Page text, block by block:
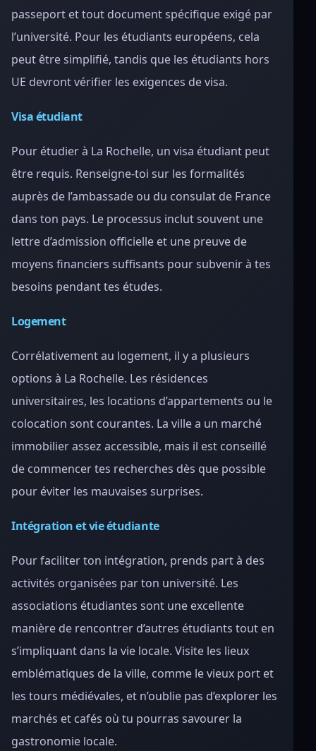
passeport et tout document spécifique exigé par
l’université. Pour les étudiants européens, cela
peut être simplifié, tandis que les étudiants hors
UE devront vérifier les exigences de visa.
Visa étudiant
Pour étudier à La Rochelle, un visa étudiant peut
être requis. Renseigne-toi sur les formalités
auprès de l’ambassade ou du consulat de France
dans ton pays. Le processus inclut souvent une
lettre d’admission officielle et une preuve de
moyens financiers suffisants pour subvenir à tes
besoins pendant tes études.
Logement
Corrélativement au logement, il y a plusieurs
options à La Rochelle. Les résidences
universitaires, les locations d’appartements ou le
colocation sont courantes. La ville a un marché
immobilier assez accessible, mais il est conseillé
de commencer tes recherches dès que possible
pour éviter les mauvaises surprises.
Intégration et vie étudiante
Pour faciliter ton intégration, prends part à des
activités organisées par ton université. Les
associations étudiantes sont une excellente
manière de rencontrer d’autres étudiants tout en
s’impliquant dans la vie locale. Visite les lieux
emblématiques de la ville, comme le vieux port et
les tours médiévales, et n’oublie pas d’explorer les
marchés et cafés où tu pourras savourer la
gastronomie locale.